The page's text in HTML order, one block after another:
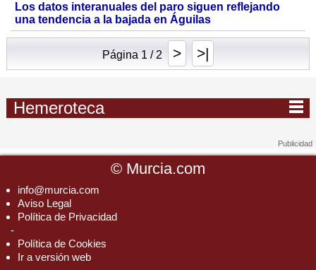
Los datos interanuales del paro siguen reflejando
una tendencia a la bajada en Águilas
Página 1 / 2 > >|
Hemeroteca
© Murcia.com
info@murcia.com
Aviso Legal
Política de Privacidad
-
Política de Cookies
Ir a versión web